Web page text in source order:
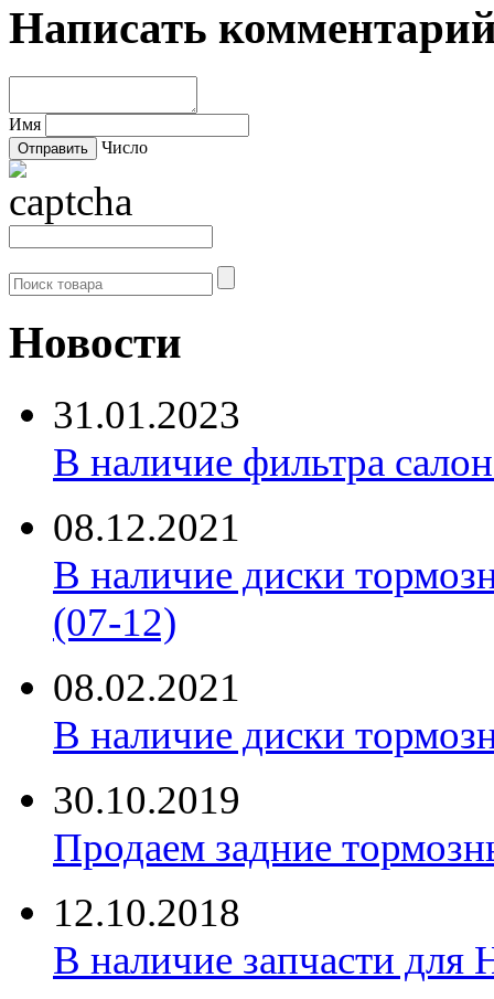
Написать
Имя
Число
Новости
31.01.2023
В наличие фильтра
08.12.2021
В наличие диски
(07-12)
08.02.2021
В наличие диски
30.10.2019
Продаем задние
12.10.2018
В наличие запчасти для